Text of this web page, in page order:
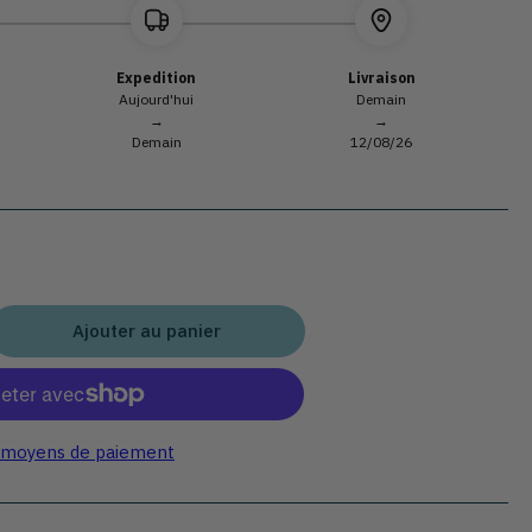
Expedition
Aujourd'hui
→
Demain
Livraison
Demain
→
12/08/26
Ajouter au panier
de paiement